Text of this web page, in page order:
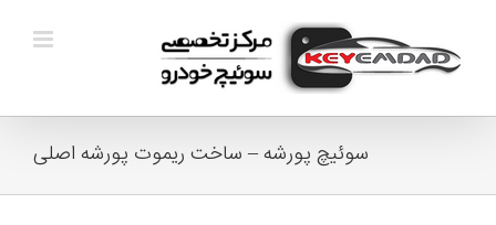
content
سوئیچ پورشه – ساخت ریموت پورشه اصلی